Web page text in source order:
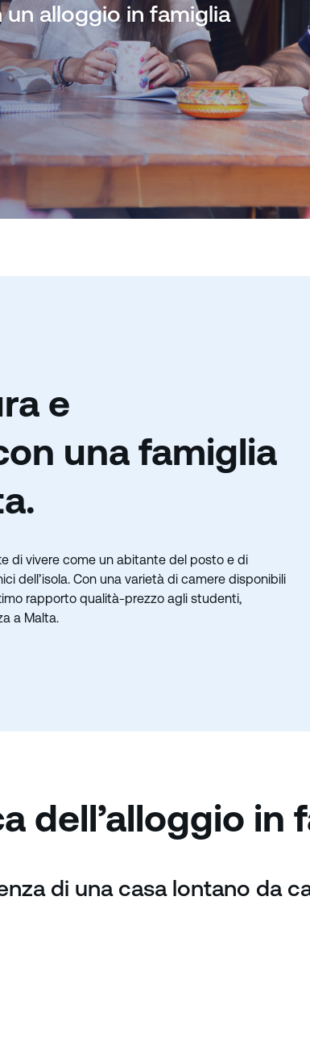
alloggio in famiglia
e
una famiglia
di vivere come un abitante del posto e di
dell’isola. Con una varietà di camere disponibili
rapporto qualità-prezzo agli studenti,
a Malta.
dell’alloggio in
di una casa lontano da